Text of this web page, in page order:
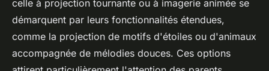
celle à projection tournante ou à imagerie animée se
démarquent par leurs fonctionnalités étendues,
comme la projection de motifs d'étoiles ou d'animaux
accompagnée de mélodies douces. Ces options